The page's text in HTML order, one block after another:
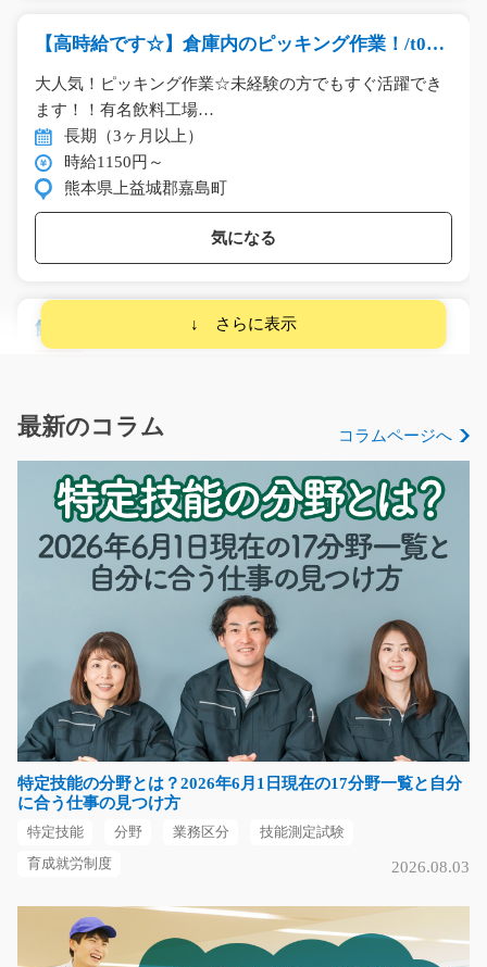
【高時給です☆】倉庫内のピッキング作業！/t03_
00490
大人気！ピッキング作業☆未経験の方でもすぐ活躍でき
ます！！有名飲料工場…
長期（3ヶ月以上）
時給1150円～
熊本県上益城郡嘉島町
気になる
飲料製造オペレーター/g04_02570
する工場内作業です…
時給1,600～2,000円
滋賀県愛知郡愛荘町
気になる
台車を使った自動車部品の運搬作業/g06_00013
【京都拠点オープン！オープニング募集！】 日勤高時給
案件！ アルミや金…
長期（3ヶ月以上）
時給1350円～1688円
京都府綴喜郡宇治田原町
気になる
電子部品の簡単な組立と検査 /t03_00704
急募
最新のコラム コラムページへ
特定技能の分野とは？2026年6月1日現在の17分野一覧と自分
に合う仕事の見つけ方
特定技能 分野 業務区分 技能測定試験
育成就労制度 2026.08.03